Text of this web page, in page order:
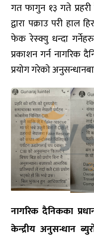
गत फागुन १३ गते
द्वारा पक्राउ परी हाल
फेक रेस्क्यु धन्दा
प्रकाशन गर्न नागरिक
प्रयोग गरेको
नागरिक दैनिकका
केन्द्रीय अनुसन्धान